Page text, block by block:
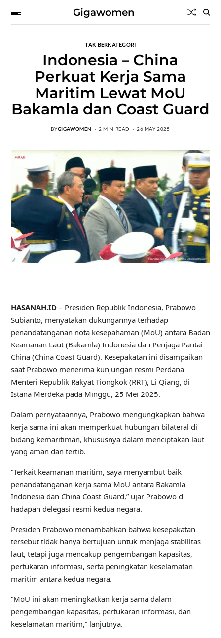
Gigawomen
TAK BERKATEGORI
Indonesia – China
Perkuat Kerja Sama
Maritim Lewat MoU
Bakamla dan Coast Guard
BYGIGAWOMEN 2 MIN READ 26 MAY 2025
HASANAH.ID– Presiden Republik Indonesia, Prabowo
Subianto, menyatakan dukungannya terhadap
penandatanganan nota kesepahaman (MoU) antara Badan
Keamanan Laut (Bakamla) Indonesia dan Penjaga Pantai
China (China Coast Guard). Kesepakatan ini disampaikan
saat Prabowo menerima kunjungan resmi Perdana
Menteri Republik Rakyat Tiongkok (RRT), Li Qiang, di
Istana Merdeka pada Minggu, 25 Mei 2025.
Dalam pernyataannya, Prabowo mengungkapkan bahwa
kerja sama ini akan memperkuat hubungan bilateral di
bidang kemaritiman, khususnya dalam menciptakan laut
yang aman dan tertib.
“Terkait keamanan maritim, saya menyambut baik
penandatanganan kerja sama MoU antara Bakamla
Indonesia dan China Coast Guard,” ujar Prabowo di
hadapan delegasi resmi kedua negara.
Presiden Prabowo menambahkan bahwa kesepakatan
tersebut tidak hanya bertujuan untuk menjaga stabilitas
laut, tetapi juga mencakup pengembangan kapasitas,
pertukaran informasi, serta peningkatan keselamatan
maritim antara kedua negara.
“MoU ini akan meningkatkan kerja sama dalam
pengembangan kapasitas, pertukaran informasi, dan
keselamatan maritim,” lanjutnya.